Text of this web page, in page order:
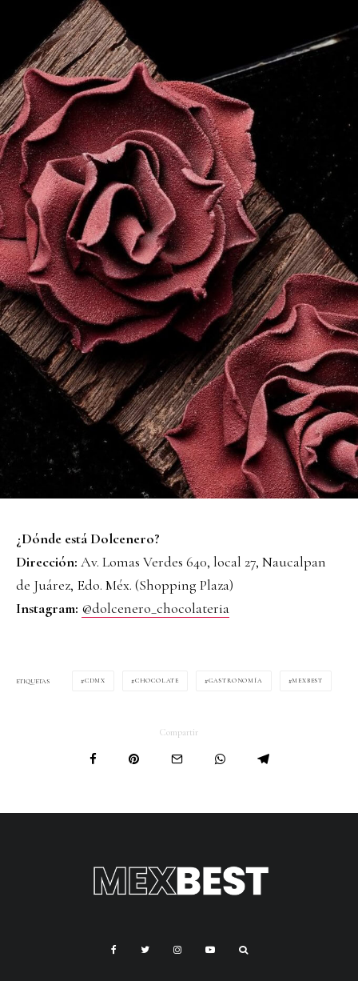
¿Dónde está Dolcenero?
Dirección: Av. Lomas Verdes 640, local 27, Naucalpan
de Juárez, Edo. Méx. (Shopping Plaza)
Instagram: @dolcenero_chocolateria
ETIQUETAS CDMX CHOCOLATE GASTRONOMÍA MEXBEST
Compartir